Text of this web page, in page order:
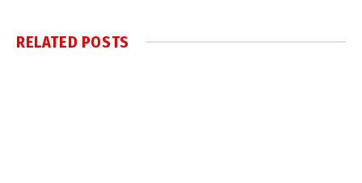
RELATED POSTS